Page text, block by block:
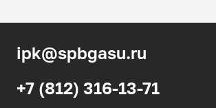
ipk@spbgasu.ru
+7 (812) 316-13-71